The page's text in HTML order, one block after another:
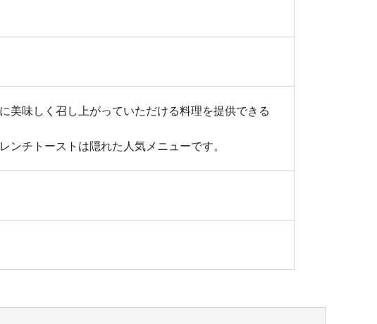
美味しく召し上がっていただける料理を提供できる
チトーストは隠れた人気メニューです。